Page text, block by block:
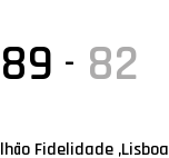
89 - 82
Fidelidade ,Lisboa